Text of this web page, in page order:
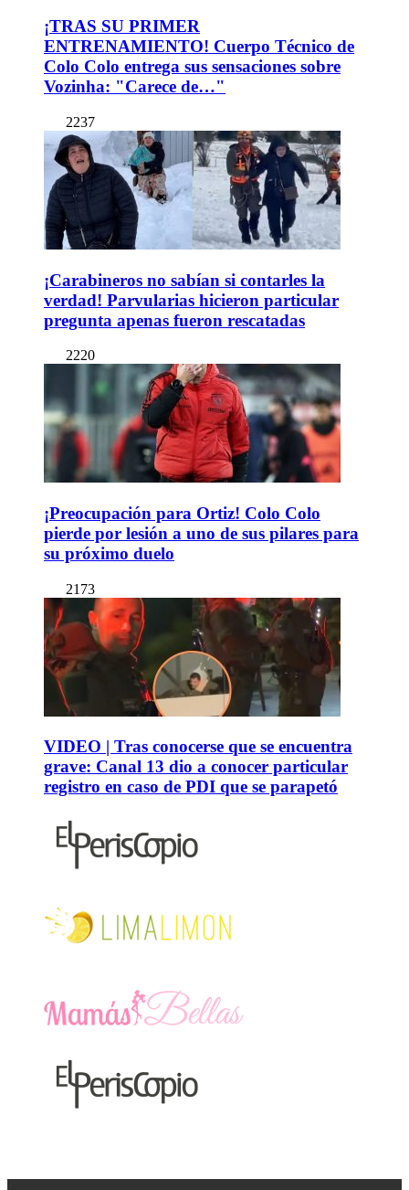
¡TRAS SU PRIMER
ENTRENAMIENTO! Cuerpo Técnico de
Colo Colo entrega sus sensaciones sobre
Vozinha: "Carece de…"
2237
¡Carabineros no sabían si contarles la
verdad! Parvularias hicieron particular
pregunta apenas fueron rescatadas
2220
¡Preocupación para Ortiz! Colo Colo
pierde por lesión a uno de sus pilares para
su próximo duelo
2173
VIDEO | Tras conocerse que se encuentra
grave: Canal 13 dio a conocer particular
registro en caso de PDI que se parapetó